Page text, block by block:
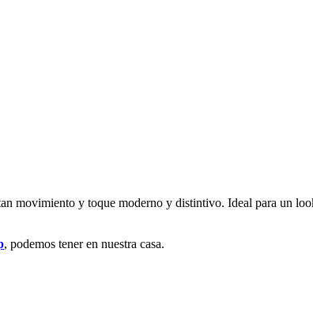
movimiento y toque moderno y distintivo. Ideal para un
, podemos tener en nuestra casa.